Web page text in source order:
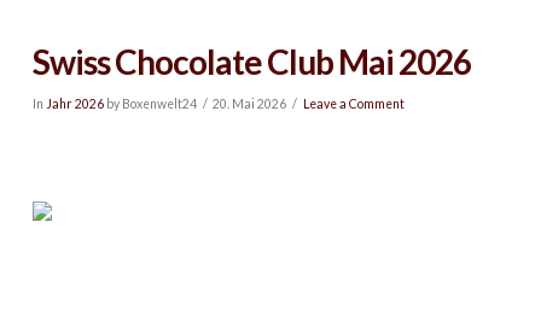
Swiss Chocolate Club Mai 2026
In Jahr 2026by Boxenwelt24 20. Mai 2026 Leave a Comment